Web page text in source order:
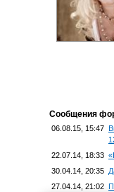
Сообщения
06.08.15, 15:47
22.07.14, 18:33
30.04.14, 20:35
27.04.14, 21:02